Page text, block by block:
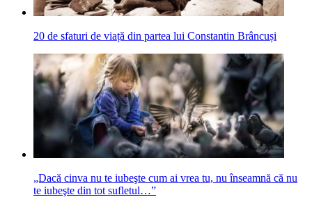
20 de sfaturi de viață din partea lui Constantin Brâncuși
„Dacă cinva nu te iubeşte cum ai vrea tu, nu înseamnă că nu
te iubeşte din tot sufletul…”